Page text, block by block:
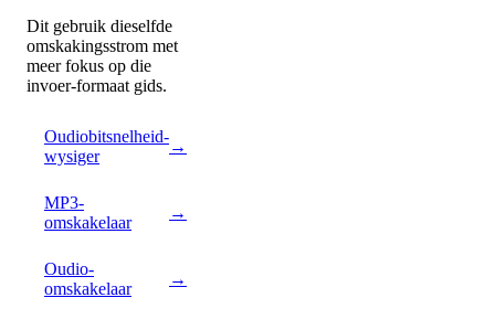
Dit gebruik dieselfde
omskakingsstrom met
meer fokus op die
invoer-formaat gids.
Oudiobitsnelheid-
wysiger
→
MP3-
omskakelaar
→
Oudio-
omskakelaar
→